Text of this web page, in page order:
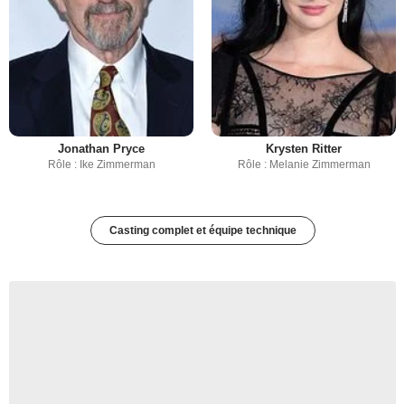
Jonathan Pryce
Rôle : Ike Zimmerman
Krysten Ritter
Rôle : Melanie Zimmerman
Casting complet et équipe technique